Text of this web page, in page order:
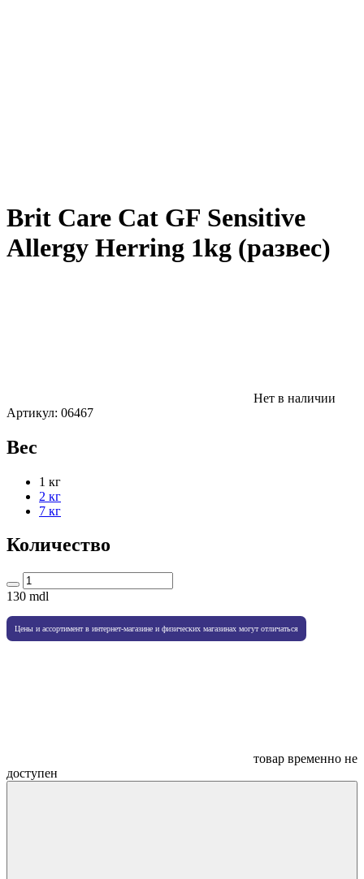
Brit Care Cat GF Sensitive
Allergy Herring 1kg (развес)
Нет в наличии
Артикул: 06467
Вес
1 кг
2 кг
7 кг
Количество
130 mdl
Цены и ассортимент в интернет-магазине и физических магазинах могут отличаться
товар временно не
доступен